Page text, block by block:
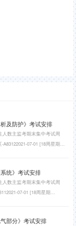
及防护》考试安排
数主监考期末集中考试周
A83122021-07-01 [18周星期
统》考试安排
数主监考期末集中考试周
07-01 [18周星期
部分》考试安排